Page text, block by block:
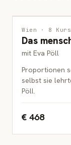
ZEICHNUNG
ERWACHSENE
Wien · 8
Das
mit Eva Pöll
Proportionen
selbst sie
Pöll.
€ 468